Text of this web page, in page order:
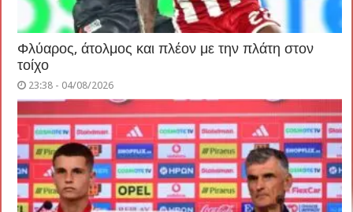
Φλύαρος, άτολμος και πλέον με την πλάτη στον
τοίχο
23:38 - 04/08/2026